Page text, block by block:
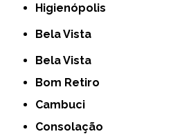
Higienópolis
Bela Vista
Bela Vista
Bom Retiro
Cambuci
Consolação